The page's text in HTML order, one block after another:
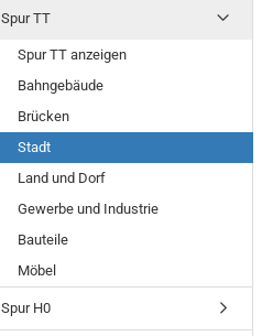
Spur TT
Spur TT anzeigen
Bahngebäude
Brücken
Stadt
Land und Dorf
Gewerbe und Industrie
Bauteile
Möbel
Spur H0